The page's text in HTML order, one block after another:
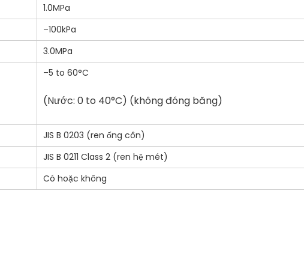
1.0MPa
–100kPa
3.0MPa
–5 to 60°C
(Nước: 0 to 40°C) (không đóng băng)
JIS B 0203 (ren ống côn)
JIS B 0211 Class 2 (ren hệ mét)
Có hoặc không